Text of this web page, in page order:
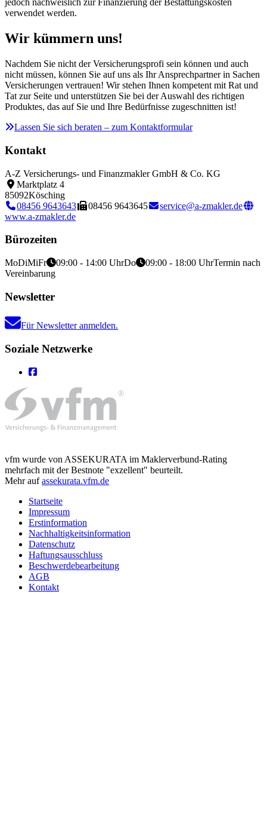
jedoch nachweislich zur Finanzierung der Bestattungskosten
verwendet werden.
Wir kümmern uns!
Nachdem Sie nicht der Versicherungsprofi sein können und auch
nicht müssen, können Sie auf uns als Ihr Ansprechpartner in Sachen
Versicherungen vertrauen! Wir stehen Ihnen kompetent mit Rat und
Tat zur Seite und unterstützen Sie bei der Auswahl des richtigen
Produktes, das auf Sie und Ihre Bedürfnisse zugeschnitten ist!
Lassen Sie sich beraten – zum Kontaktformular
Kontakt
A-Z Versicherungs- und Finanzmakler GmbH & Co. KG
Marktplatz 4
85092Kösching
08456 9643643
08456 9643645
service@a-zmakler.de
www.a-zmakler.de
Bürozeiten
MoDiMiFr 09:00 - 14:00 UhrDo 09:00 - 18:00 UhrTermin nach
Vereinbarung
Newsletter
Für Newsletter anmelden.
Soziale Netzwerke
vfm wurde von ASSEKURATA im Maklerverbund-Rating
mehrfach mit der Bestnote "exzellent" beurteilt.
Mehr aufassekurata.vfm.de
Startseite
Impressum
Erstinformation
Nachhaltigkeitsinformation
Datenschutz
Haftungsausschluss
Beschwerdebearbeitung
AGB
Kontakt